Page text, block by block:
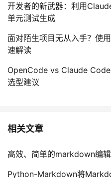
开发者的新武器：利用
单元测试生成
面对陌生项目无从入手？使
速解读
OpenCode vs Claude
选型建议
相关文章
高效、简单的markdown编
Python-Markdown将